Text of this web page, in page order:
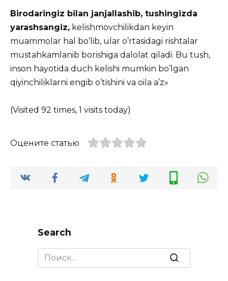
Birodaringiz bilan janjallashib, tushingizda
yarashsangiz, kelishmovchilikdan keyin
muammolar hal bo’lib, ular o’rtasidagi rishtalar
mustahkamlanib borishiga dalolat qiladi. Bu tush,
inson hayotida duch kelishi mumkin bo’lgan
qiyinchiliklarni engib o’tishini va oila a’z»
(Visited 92 times, 1 visits today)
Оцените статью
Search
Search
for: